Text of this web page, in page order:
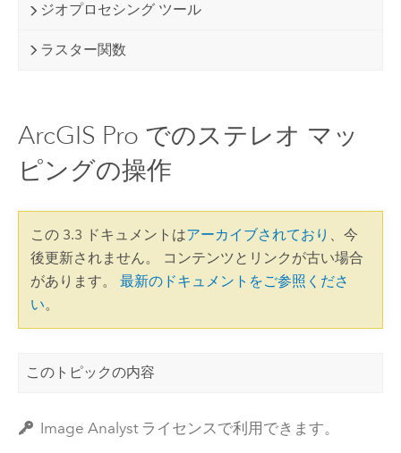
ジオプロセシング ツール
ラスター関数
ArcGIS Pro でのステレオ マッ
ピングの操作
この 3.3 ドキュメントはアーカイブされており 、今
後更新されません。 コンテンツとリンクが古い場合
があります。 最新のドキュメントをご参照くださ
い。
このトピックの内容
Image Analyst ライセンスで利用できます。